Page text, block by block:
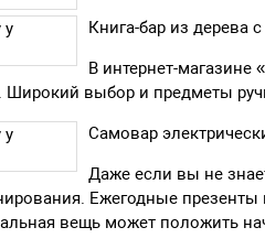
Книга-бар из дерева
В интернет-
Широкий выбор и предметы
Самовар
Даже если вы не
Ежегодные презенты
вещь может положить